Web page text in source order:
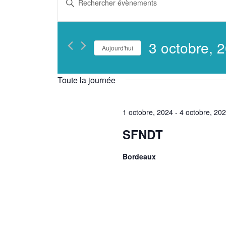
et
navigation
vues
Évènements
Rechercher
Évènements
mot-
Aujourd'hui 3 octobre,
une
Toute la journée
1 octobre, 2024 -4 octobre,
SFNDT
Bordeaux